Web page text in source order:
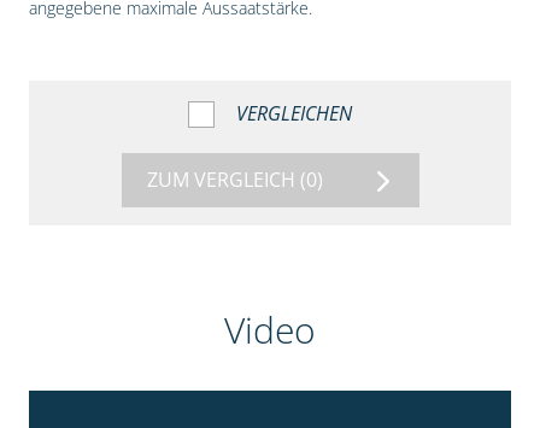
angegebene maximale Aussaatstärke.
VERGLEICHEN
ZUM VERGLEICH (0)
Video